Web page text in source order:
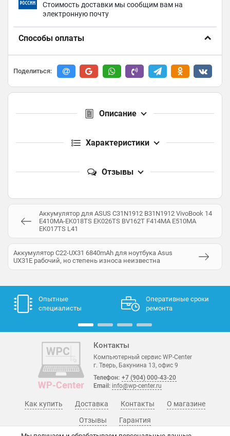
Стоимость доставки мы сообщим вам на
электронную почту
Способы оплаты
Поделиться:
Описание
Характеристики
Отзывы
Аккумулятор для ASUS C31N1912 B31N1912 VivoBook 14
E410MA-EK018TS EK026TS BV162T F414MA E510MA
EK017TS L41
Аккумулятор С22-UX31 6840mAh для ноутбука Asus
UX31E рабочий, но степень износа неизвестна
Опытные
специалисты
Оперативные сроки
ремонта
Контакты
Компьютерный сервис WP-Center
г. Тверь, Бакунина 13, офис 9
Телефон: +7 (904) 000-43-20
Email: info@wp-center.ru
О магазине
Гарантия
Отзывы
Как купить Доставка Контакты